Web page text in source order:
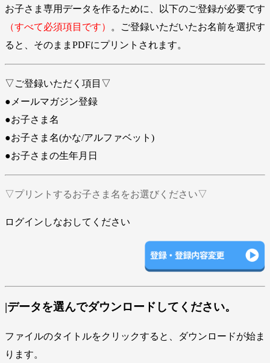
お子さま専用データを作るために、以下のご登録が必要です
（すべて必須項目です）
。ご登録いただいたお名前を選択す
ると、そのままPDFにプリントされます。
▽ご登録いただく項目▽
●メールマガジン登録
●お子さま名
●お子さま名(かな/アルファベット)
●お子さまの生年月日
▽プリントするお子さま名をお選びください▽
ログインしなおしてください
|データを選んでダウンロードしてください。
ファイルのタイトルをクリックすると、ダウンロードが始ま
ります。